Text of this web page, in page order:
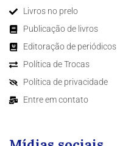
Livros no prelo
Publicação de livros
Editoração de periódicos
Política de Trocas
Política de privacidade
Entre em contato